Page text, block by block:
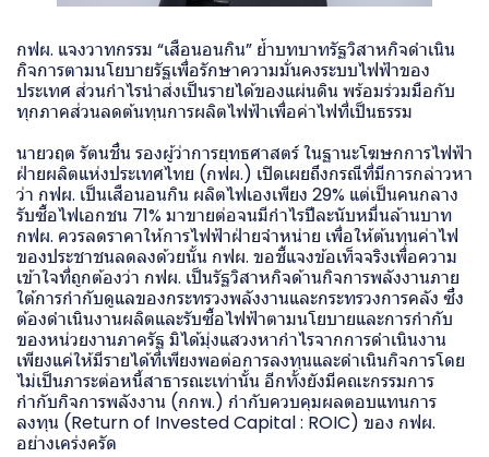
กฟผ. แจงวาทกรรม “เสือนอนกิน” ย้ำบทบาทรัฐวิสาหกิจดำเนิน
กิจการตามนโยบายรัฐเพื่อรักษาความมั่นคงระบบไฟฟ้าของ
ประเทศ ส่วนกำไรนำส่งเป็นรายได้ของแผ่นดิน พร้อมร่วมมือกับ
ทุกภาคส่วนลดต้นทุนการผลิตไฟฟ้าเพื่อค่าไฟที่เป็นธรรม
นายวฤต รัตนชื่น รองผู้ว่าการยุทธศาสตร์ ในฐานะโฆษกการไฟฟ้า
ฝ่ายผลิตแห่งประเทศไทย (กฟผ.) เปิดเผยถึงกรณีที่มีการกล่าวหา
ว่า กฟผ. เป็นเสือนอนกิน ผลิตไฟเองเพียง 29% แต่เป็นคนกลาง
รับซื้อไฟเอกชน 71% มาขายต่อจนมีกำไรปีละนับหมื่นล้านบาท
กฟผ. ควรลดราคาให้การไฟฟ้าฝ่ายจำหน่าย เพื่อให้ต้นทุนค่าไฟ
ของประชาชนลดลงด้วยนั้น กฟผ. ขอชี้แจงข้อเท็จจริงเพื่อความ
เข้าใจที่ถูกต้องว่า กฟผ. เป็นรัฐวิสาหกิจด้านกิจการพลังงานภาย
ใต้การกำกับดูแลของกระทรวงพลังงานและกระทรวงการคลัง ซึ่ง
ต้องดำเนินงานผลิตและรับซื้อไฟฟ้าตามนโยบายและการกำกับ
ของหน่วยงานภาครัฐ มิได้มุ่งแสวงหากำไรจากการดำเนินงาน
เพียงแค่ให้มีรายได้ที่เพียงพอต่อการลงทุนและดำเนินกิจการโดย
ไม่เป็นภาระต่อหนี้สาธารณะเท่านั้น อีกทั้งยังมีคณะกรรมการ
กำกับกิจการพลังงาน (กกพ.) กำกับควบคุมผลตอบแทนการ
ลงทุน (Return of Invested Capital : ROIC) ของ กฟผ.
อย่างเคร่งครัด